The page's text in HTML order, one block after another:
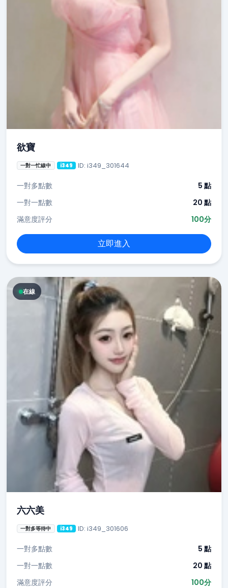
欲寶
一對一忙線中 i349 ID: i349_301644
一對多點數
5 點
一對一點數
20 點
滿意度評分
100分
立即進入
在線
六六美
一對多等待中 i349 ID: i349_301606
一對多點數
5 點
一對一點數
20 點
滿意度評分
100分